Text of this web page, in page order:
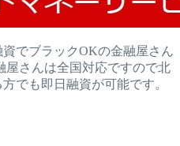
でブラックOKの金融屋さん
屋さんは全国対応ですので北
でも即日融資が可能です。